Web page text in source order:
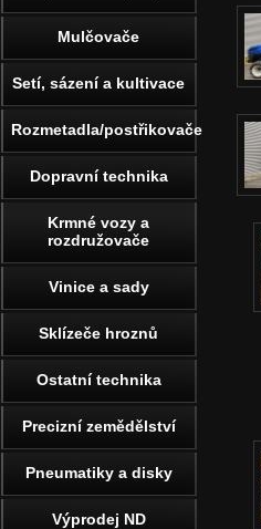
Mulčovače
Setí, sázení a kultivace
Rozmetadla/postřikovače
Dopravní technika
Krmné vozy a
rozdružovače
Vinice a sady
Sklízeče hroznů
Ostatní technika
Precizní zemědělství
Pneumatiky a disky
Výprodej ND